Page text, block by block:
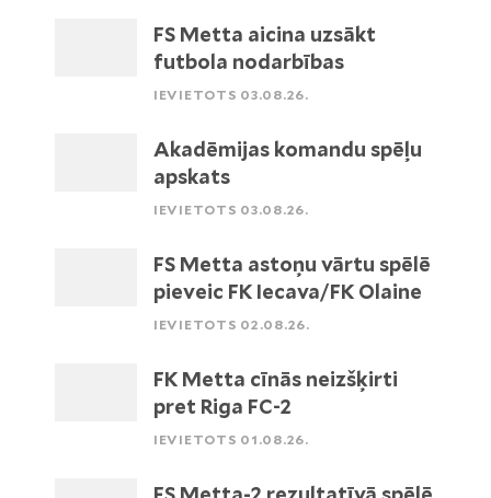
FS Metta aicina uzsākt
futbola nodarbības
IEVIETOTS 03.08.26.
Akadēmijas komandu spēļu
apskats
IEVIETOTS 03.08.26.
FS Metta astoņu vārtu spēlē
pieveic FK Iecava/FK Olaine
IEVIETOTS 02.08.26.
FK Metta cīnās neizšķirti
pret Riga FC-2
IEVIETOTS 01.08.26.